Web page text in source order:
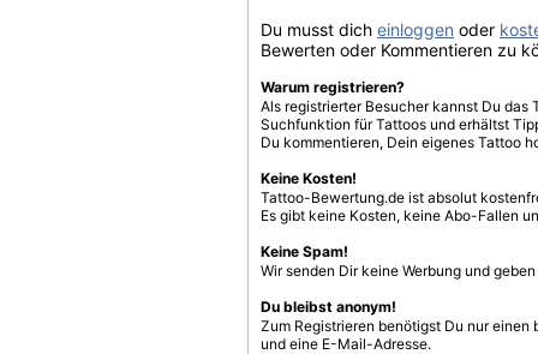
Du musst dich einloggen oder
Bewerten oder Kommentieren zu
Warum registrieren?
Als registrierter Besucher kannst Du
Suchfunktion für Tattoos und erhältst
Du kommentieren, Dein eigenes Tattoo
Keine Kosten!
Tattoo-Bewertung.de ist absolut
Es gibt keine Kosten, keine Abo-Fallen
Keine Spam!
Wir senden Dir keine Werbung und
Du bleibst anonym!
Zum Registrieren benötigst Du nur einen
und eine E-Mail-Adresse.